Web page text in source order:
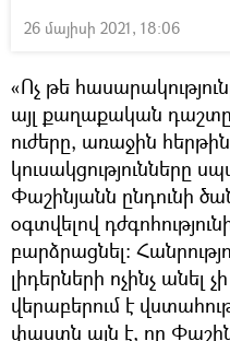
26 մայիսի 2021, 18:06
«Ոչ թե
այլ քաղաքական
ուժերը, առաջին
կուսակցությունները
Փաշինյանն ընդունի
օգտվելով
բարձրացնել։
լիդերների ոչինչ անել
վերաբերում է
փաստն այն է, որ